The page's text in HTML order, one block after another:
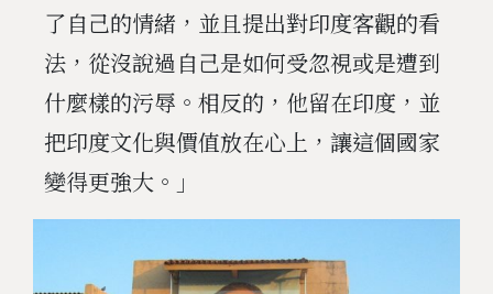
了自己的情緒，並且提出對印度客觀的看
法，從沒說過自己是如何受忽視或是遭到
什麼樣的污辱。相反的，他留在印度，並
把印度文化與價值放在心上，讓這個國家
變得更強大。」